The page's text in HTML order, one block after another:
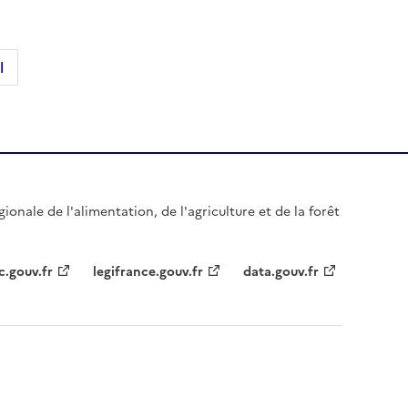
de l'alimentation, de l'agriculture et de la forêt
legifrance.gouv.fr data.gouv.fr